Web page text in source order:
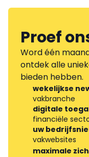
Proef
Word één
ontdek alle
bieden hebben.
wekelijkse
vakbranche
digitale
financiële
uw
vakwebsites
maximale